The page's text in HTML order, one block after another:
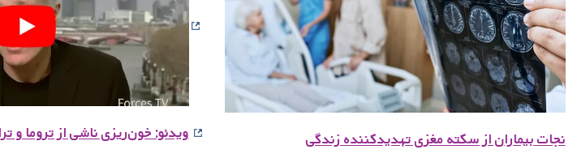
نجات بیماران از سکته مغزی تهدیدکننده زندگی
ویدئو: خون‌ریزی ناشی از تروما و